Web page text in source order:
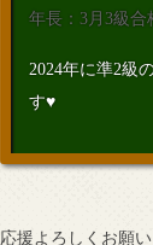
年長：3月3級合
2024年に準2級
す♥
応援よろしくお願